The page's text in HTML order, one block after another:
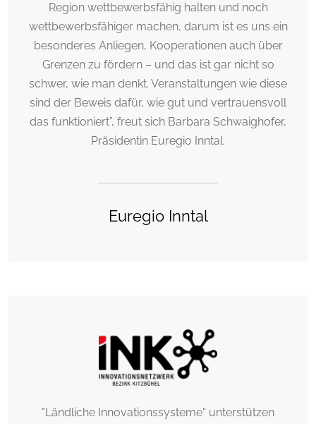
Region wettbewerbsfähig halten und noch
wettbewerbsfähiger machen, darum ist es uns ein
besonderes Anliegen, Kooperationen auch über
Grenzen zu fördern – und das ist gar nicht so
schwer, wie man denkt. Veranstaltungen wie diese
sind der Beweis dafür, wie gut und vertrauensvoll
das funktioniert”, freut sich Barbara Schwaighofer,
Präsidentin Euregio Inntal.
Euregio Inntal
"Ländliche Innovationssysteme“ unterstützen